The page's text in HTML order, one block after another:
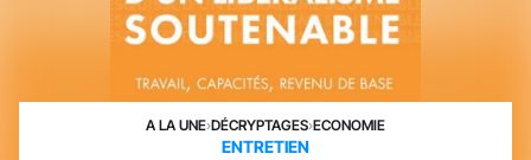
A LA UNE›DÉCRYPTAGES›ECONOMIE
ENTRETIEN